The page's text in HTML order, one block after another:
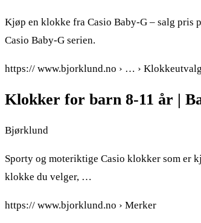
Kjøp en klokke fra Casio Baby-G – salg pris
Casio Baby-G serien.
https:// www.bjorklund.no › … ›
Klokker for barn 8-11 år |
Bjørklund
Sporty og moteriktige Casio klokker som er
klokke du velger, …
https:// www.bjorklund.no › Merker